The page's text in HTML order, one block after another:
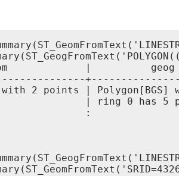
|          geog
2 points | Polygon[BGS]
| ring 0 has 5
: